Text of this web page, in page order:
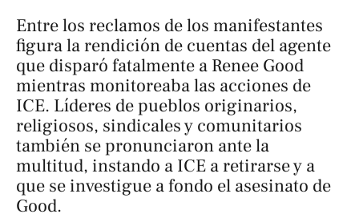
Entre los reclamos de los manifestantes
figura la rendición de cuentas del agente
que disparó fatalmente a Renee Good
mientras monitoreaba las acciones de
ICE. Líderes de pueblos originarios,
religiosos, sindicales y comunitarios
también se pronunciaron ante la
multitud, instando a ICE a retirarse y a
que se investigue a fondo el asesinato de
Good.